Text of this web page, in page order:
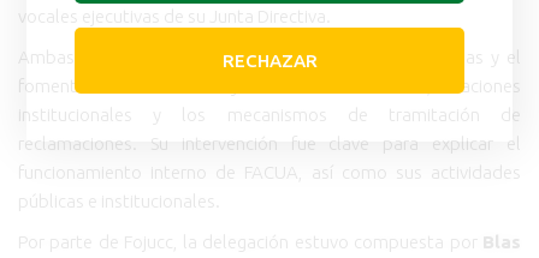
vocales ejecutivas de su Junta Directiva.
Ambas aportaron su experiencia en el manejo de quejas y el
fomento de la afiliación y fidelización de socios, relaciones
institucionales y los mecanismos de tramitación de
reclamaciones. Su intervención fue clave para explicar el
funcionamiento interno de FACUA, así como sus actividades
públicas e institucionales.
Por parte de Fojucc, la delegación estuvo compuesta por Blas
RECHAZAR